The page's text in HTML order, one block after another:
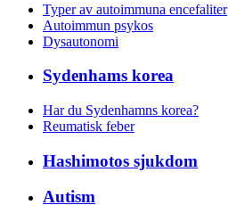
Typer av autoimmuna encefaliter
Autoimmun psykos
Dysautonomi
Sydenhams korea
Har du Sydenhamns korea?
Reumatisk feber
Hashimotos sjukdom
Autism